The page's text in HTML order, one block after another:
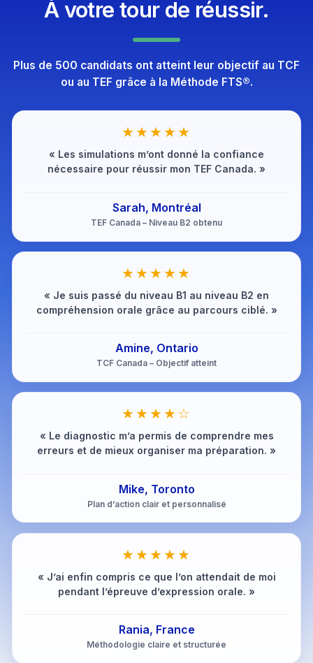
À votre tour de réussir.
Plus de 500 candidats ont atteint leur objectif au TCF
ou au TEF grâce à la Méthode FTS®.
★★★★★
« Les simulations m’ont donné la confiance
nécessaire pour réussir mon TEF Canada. »
Sarah, Montréal
TEF Canada – Niveau B2 obtenu
★★★★★
« Je suis passé du niveau B1 au niveau B2 en
compréhension orale grâce au parcours ciblé. »
Amine, Ontario
TCF Canada – Objectif atteint
★★★★☆
« Le diagnostic m’a permis de comprendre mes
erreurs et de mieux organiser ma préparation. »
Mike, Toronto
Plan d’action clair et personnalisé
★★★★★
« J’ai enfin compris ce que l’on attendait de moi
pendant l’épreuve d’expression orale. »
Rania, France
Méthodologie claire et structurée